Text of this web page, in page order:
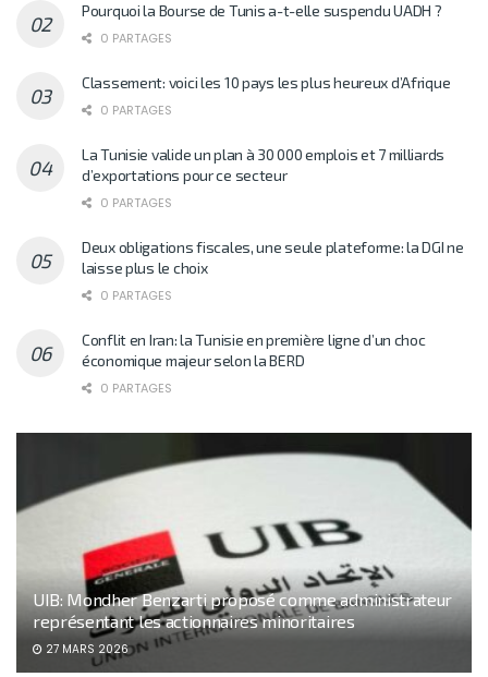
Pourquoi la Bourse de Tunis a-t-elle suspendu UADH ?
0 PARTAGES
Classement: voici les 10 pays les plus heureux d’Afrique
0 PARTAGES
La Tunisie valide un plan à 30 000 emplois et 7 milliards
d’exportations pour ce secteur
0 PARTAGES
Deux obligations fiscales, une seule plateforme: la DGI ne
laisse plus le choix
0 PARTAGES
Conflit en Iran: la Tunisie en première ligne d’un choc
économique majeur selon la BERD
0 PARTAGES
UIB: Mondher Benzarti proposé comme administrateur
représentant les actionnaires minoritaires
27 MARS 2026